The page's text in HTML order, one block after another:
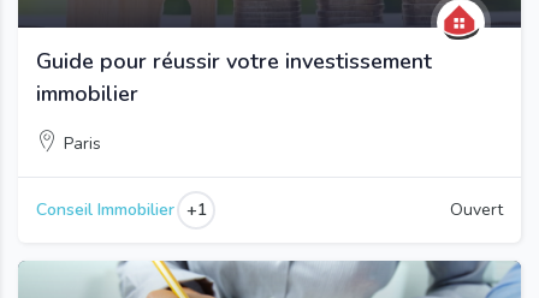
Guide pour réussir votre investissement
immobilier
Paris
Conseil Immobilier +1 Ouvert